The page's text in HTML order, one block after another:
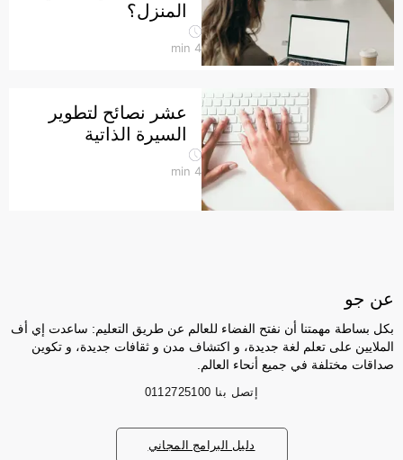
المنزل؟
4
min
عشر نصائح لتطوير
السيرة الذاتية
4
min
عن جو
بكل بساطة مهمتنا أن نفتح الفضاء للعالم عن طريق التعليم: ساعدت إي أف
الملايين على تعلم لغة جديدة، و اكتشاف مدن و ثقافات جديدة، و تكوين
صداقات مختلفة في جميع أنحاء العالم.
إتصل بنا 0112725100
دليل البرامج المجاني